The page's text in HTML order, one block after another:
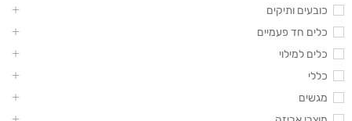
כובעים ותיקים
כלים חד פעמיים
כלים למילוי
כללי
מגשים